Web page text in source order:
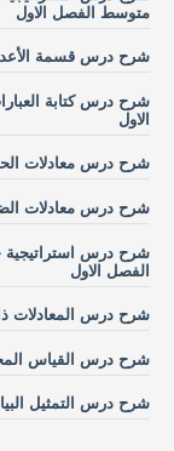
متوسط الفصل الاول
شرح درس قسمة
شرح درس كتابة
الاول
شرح درس معادلات
شرح درس معادلات
شرح درس استراتيجية
الفصل الاول
شرح درس المعادلات
شرح درس القياس
شرح درس التمثيل